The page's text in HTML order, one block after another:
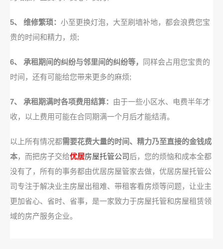
5、 维修繁琐： 小至更换灯泡，大至刷墙补地，都会浪费您宝
贵的时间和精力，烦;
6、 承租期间的纠纷与邻里间的纠纷等，
同样会占用您宝贵的
时间，还有可能给您带来更多的麻烦;
7、 承租期满时各项费用结算： 由于一些小区水、电费半年才
收，以上费用可能在合同期满一个月后才能结清。
以上所有情况都需要花费大量的时间、精力乃至直接的金钱成
本，而把房子交给优居房屋托管公司后，您的烦恼和成本全都
没有了，所有的事务都由优居房屋管家去做，优居房屋托管公
司专注于解决业主房屋出租难、带租客看房烦等问题，让业主
更加省心、省时、省事，是一家致力于房屋托管和房屋租赁领
域的房产服务企业。